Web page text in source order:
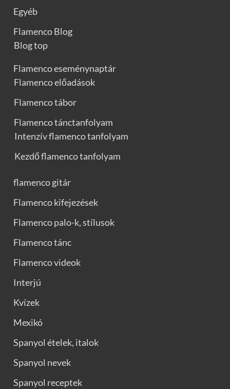
Egyéb
Flamenco Blog
Blog top
Flamenco eseménynaptár
Flamenco előadások
Flamenco tábor
Flamenco tánctanfolyam
Intenzív flamenco tanfolyam
Kezdő flamenco tanfolyam
flamenco gitár
Flamenco kifejezések
Flamenco palo-k, stílusok
Flamenco tánc
Flamenco videok
Interjú
Kvízek
Mexikó
Spanyol ételek, italok
Spanyol nevek
Spanyol receptek